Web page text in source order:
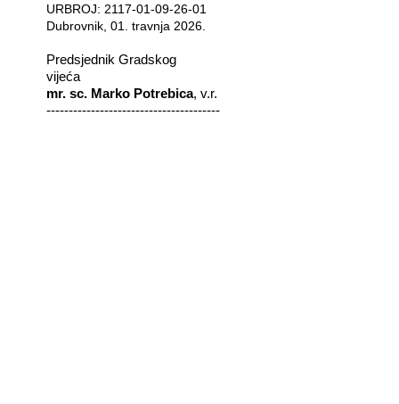
URBROJ: 2117-01-09-26-01
Dubrovnik, 01. travnja 2026.
Predsjednik Gradskog
vijeća
mr. sc. Marko Potrebica, v.r.
---------------------------------------